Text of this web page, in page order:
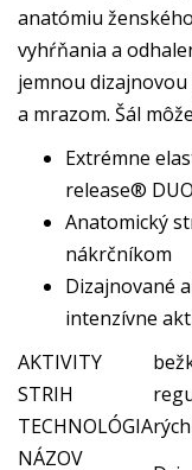
anatómiu
vyhŕňania a
jemnou
a mrazom. Šál
Extrémne
release® DUO
Anatomický
nákrčníkom
Dizajnované
intenzívne
AKTIVITY
STRIH
TECHNOLÓGIA
NÁZOV